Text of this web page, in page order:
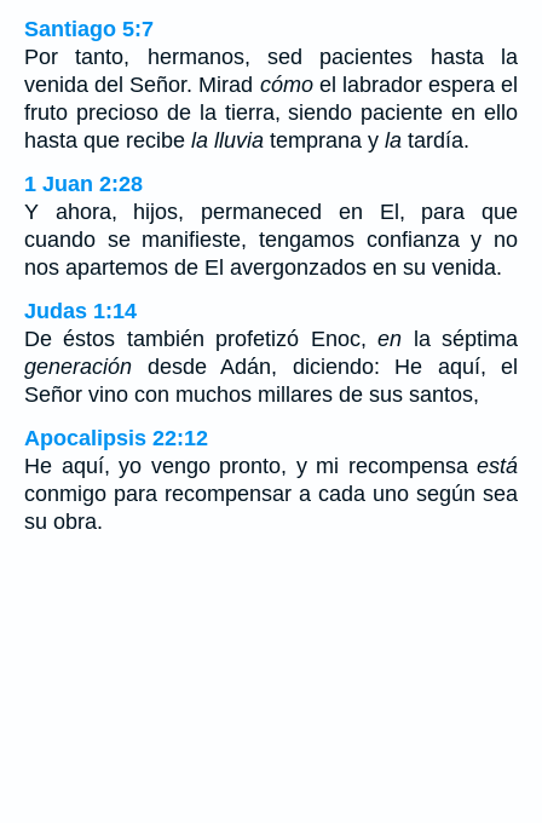
Santiago 5:7
Por tanto, hermanos, sed pacientes hasta la
venida del Señor. Mirad cómoel labrador espera el
fruto precioso de la tierra, siendo paciente en ello
hasta que recibe la lluvia temprana y la tardía.
1 Juan 2:28
Y ahora, hijos, permaneced en El, para que
cuando se manifieste, tengamos confianza y no
nos apartemos de El avergonzados en su venida.
Judas 1:14
De éstos también profetizó Enoc,en la séptima
generación desde Adán, diciendo: He aquí, el
Señor vino con muchos millares de sus santos,
Apocalipsis 22:12
He aquí, yo vengo pronto, y mi recompensa está
conmigo para recompensar a cada uno según sea
su obra.